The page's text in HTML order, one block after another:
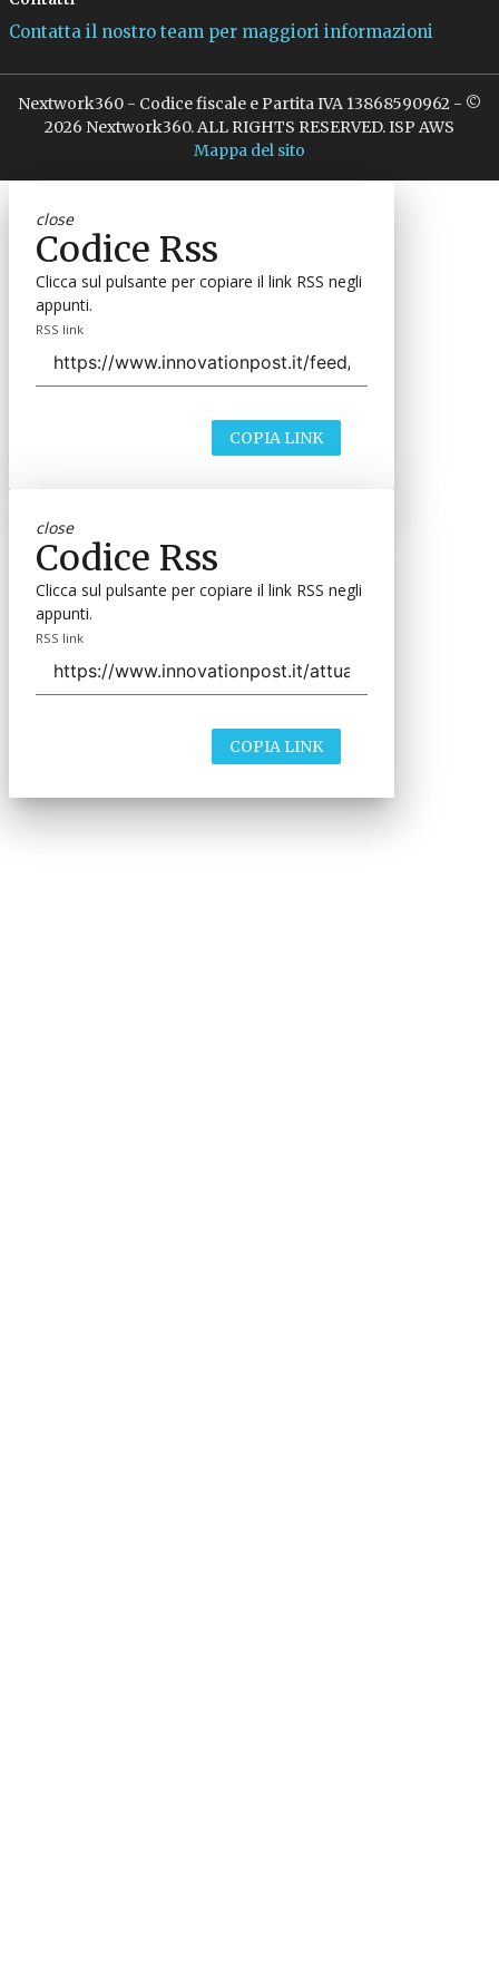
Contatta il nostro team per maggiori informazioni
Nextwork360 - Codice fiscale e Partita IVA 13868590962 - ©
2026 Nextwork360. ALL RIGHTS RESERVED. ISP AWS
Mappa del sito
close
Codice Rss
Clicca sul pulsante per copiare il link RSS negli
appunti.
RSS link
COPIA LINK
close
Codice Rss
Clicca sul pulsante per copiare il link RSS negli
appunti.
RSS link
COPIA LINK